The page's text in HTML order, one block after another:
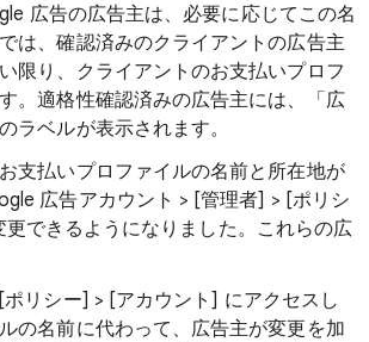
広告の広告主は、必要に応じてこの名
は、確認済みのクライアントの広告主
限り、クライアントのお支払いプロフ
。適格性確認済みの広告主には、「広
ラベルが表示されます。
支払いプロファイルの名前と所在地が
広告アカウント > [管理者] > [ポリシ
できるようになりました。これらの広
リシー] > [アカウント] にアクセスし
の名前に代わって、広告主が変更を加